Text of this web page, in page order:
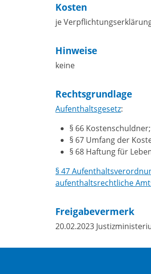
Kosten
je
Hinweise
keine
Rechtsgrundlage
Aufenthaltsgesetz:
§ 66
§ 67 Umfang der
§ 68 Haftung für
§ 47
aufenthaltsrechtliche
Freigabevermerk
20.02.2023